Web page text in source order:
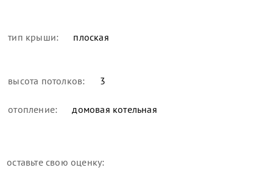
тип крыши: плоская
высота потолков: 3
отопление: домовая котельная
оставьте свою оценку: